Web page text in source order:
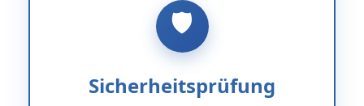
Sicherheitsprüfung